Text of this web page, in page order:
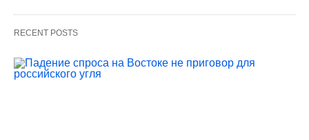
RECENT POSTS